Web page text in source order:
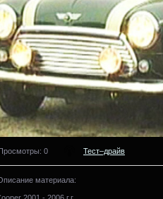
: 0 Тест–драйв
материала:
2001 - 2006 г.г.